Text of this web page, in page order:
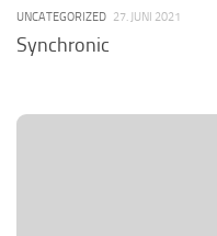
UNCATEGORIZED 27. JUNI 2021
Synchronic